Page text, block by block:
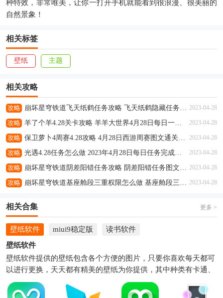
种特效，非常唯美，让你一打开手机就能看到很浪漫、很美丽的
自然景象！
相关标签
壁纸 主题
相关攻略
攻略 2023-04-28
攻略 2023-04-28
攻略 2023-04-28
攻略 2023-04-28
攻略 2023-04-28
攻略 2023-04-28
相关合集 更多 >
壁纸软件 miui9稳定版
读书软件
壁纸软件
壁纸软件提供的壁纸包含各个方便的图片，只要你喜欢每天都可
以进行更换，天天都有精美的壁纸为你提供，其中种类有卡通、
风景、美女、帅哥、电影、游戏、汽车、体育等，人物、动漫、
电影都可以在壁纸软件中找到，让你看到手机时候会一个新鲜